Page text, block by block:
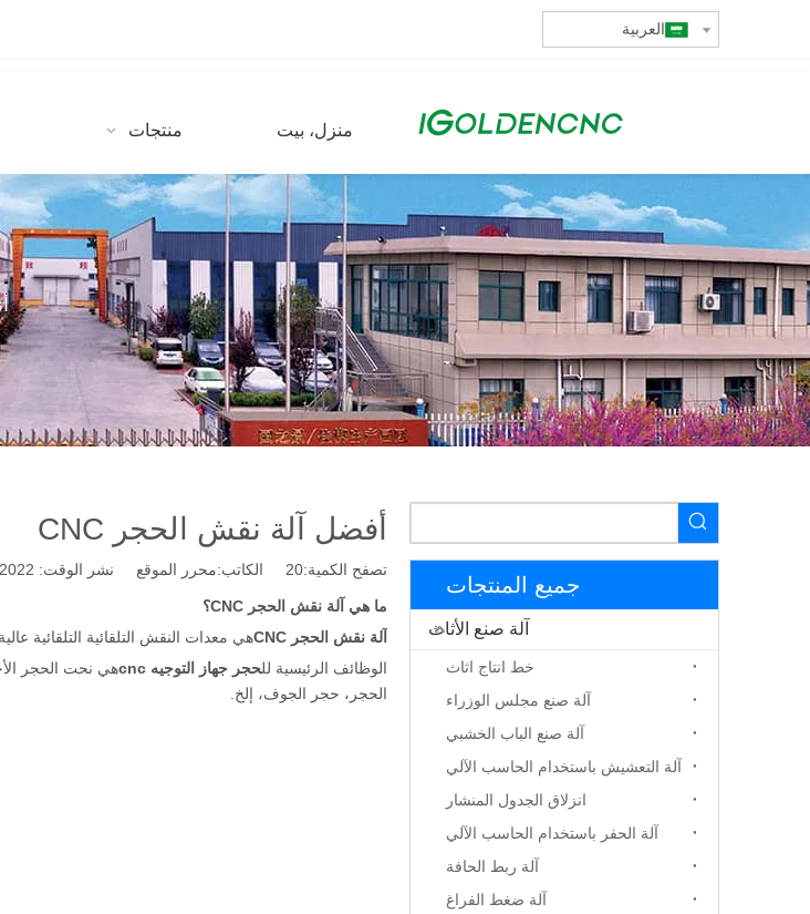
العربية
منزل، بيت منتجات
أفضل آلة نقش الحجر CNC
تصفح الكمية:20 الكاتب:محرر الموقع نشر الوقت: 2022-02-25 المنشأ:
ما هي آلة نقش الحجر CNC؟
آلة نقش الحجر CNC
هي معدات النقش التلقائية التلقائية
الوظائف الرئيسية للحجر جهاز التوجيه cnc
هي نحت الحجر
الحجر، حجر الجوف، إلخ.
جميع المنتجات
آلة صنع الأثاث
خط انتاج اثاث
آلة صنع مجلس الوزراء
آلة صنع الباب الخشبي
آلة التعشيش باستخدام الحاسب الآلي
انزلاق الجدول المنشار
آلة الحفر باستخدام الحاسب الآلي
آلة ربط الحافة
آلة ضغط الفراغ